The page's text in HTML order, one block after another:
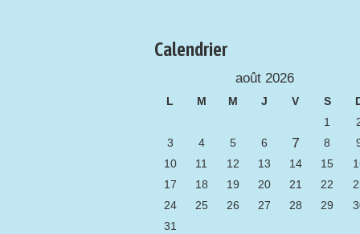
Calendrier
août 2026
L M M J V S
1
3
4 5 6 7 8
10
11 12 13 14 15
17
18 19 20 21 22
24
25 26 27 28 29
31